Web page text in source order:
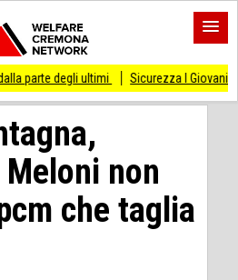
ultimi Sicurezza I Giovani Democratici
non
che taglia